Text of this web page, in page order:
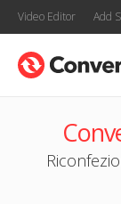
Video Editor Add